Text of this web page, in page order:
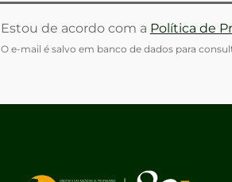
Estou de acordo com a Política de
O e-mail é salvo em banco de dados para